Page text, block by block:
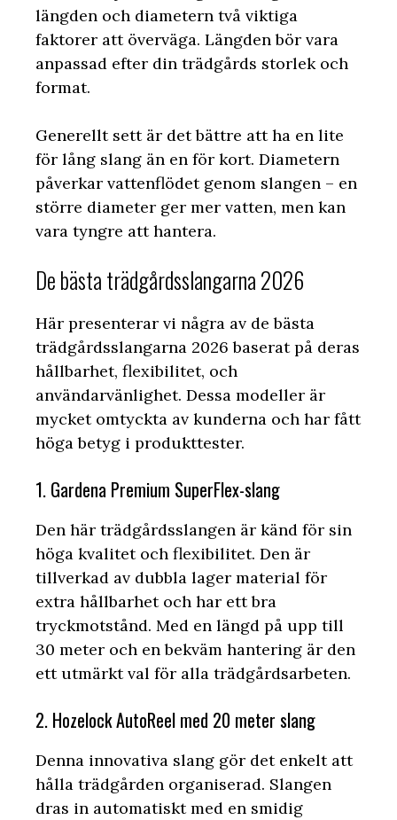
längden och diametern två viktiga
faktorer att överväga. Längden bör vara
anpassad efter din trädgårds storlek och
format.
Generellt sett är det bättre att ha en lite
för lång slang än en för kort. Diametern
påverkar vattenflödet genom slangen – en
större diameter ger mer vatten, men kan
vara tyngre att hantera.
De bästa trädgårdsslangarna 2026
Här presenterar vi några av de bästa
trädgårdsslangarna 2026 baserat på deras
hållbarhet, flexibilitet, och
användarvänlighet. Dessa modeller är
mycket omtyckta av kunderna och har fått
höga betyg i produkttester.
1. Gardena Premium SuperFlex-slang
Den här trädgårdsslangen är känd för sin
höga kvalitet och flexibilitet. Den är
tillverkad av dubbla lager material för
extra hållbarhet och har ett bra
tryckmotstånd. Med en längd på upp till
30 meter och en bekväm hantering är den
ett utmärkt val för alla trädgårdsarbeten.
2. Hozelock AutoReel med 20 meter slang
Denna innovativa slang gör det enkelt att
hålla trädgården organiserad. Slangen
dras in automatiskt med en smidig